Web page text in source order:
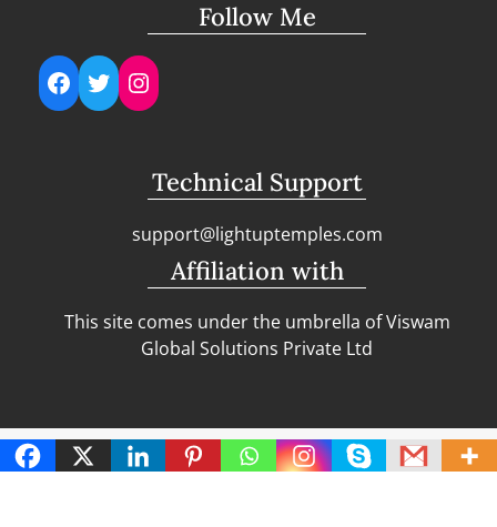
Follow Me
Facebook
TwitterInstagram
Technical Support
support@lightuptemples.com
Affiliation with
This site comes under the umbrella of Viswam
Global Solutions Private Ltd